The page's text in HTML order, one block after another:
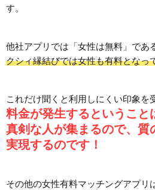
す。
他社アプリでは「女性は無料」であ
クシィ縁結びでは女性も有料となっ
これだけ聞くと利用しにくい印象を
料金が発生するということ
真剣な人が集まるので、質
実現するのです！
その他の女性有料マッチングアプリ